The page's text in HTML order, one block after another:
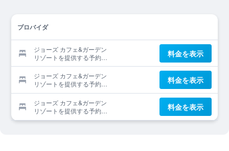
プロバイダ
ジョーズ カフェ&ガーデン
リゾートを提供する予約サ
イト
料金を表示
ジョーズ カフェ&ガーデン
リゾートを提供する予約サ
イト
料金を表示
ジョーズ カフェ&ガーデン
リゾートを提供する予約サ
イト
料金を表示